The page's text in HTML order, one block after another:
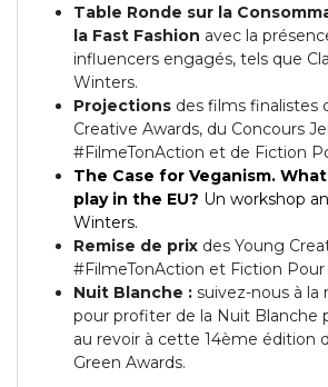
Table Ronde sur la
la Fast Fashion avec la
influencers engagés, tels que
Winters.
Projections des films finalistes
Creative Awards, du Concours
#FilmeTonAction et de Fiction
The Case for Veganism.
play in the EU? Un workshop
Winters.
Remise de prix des Young
#FilmeTonAction et Fiction Pour
Nuit Blanche : suivez-nous à la
pour profiter de la Nuit Blanche
au revoir à cette 14ème édition
Green Awards.